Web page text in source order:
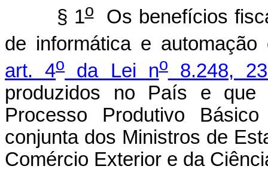
§ 1oOs benefícios
de informática e
art. 4oda Lei no8.248,
produzidos no País e que
Processo Produtivo
conjunta dos Ministros de
Comércio Exterior e da